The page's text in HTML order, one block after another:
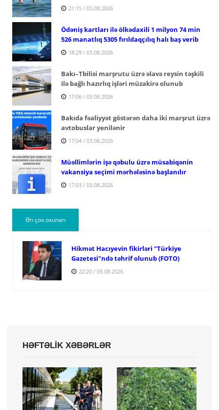
21:15 / 03.08.2026
Ödəniş kartları ilə ölkədaxili 1 milyon 74 min
526 manatlıq 5305 fırıldaqçılıq halı baş verib
18:29 / 03.08.2026
Bakı–Tbilisi marşrutu üzrə əlavə reysin təşkili
ilə bağlı hazırlıq işləri müzakirə olunub
17:06 / 03.08.2026
Bakıda fəaliyyət göstərən daha iki marşrut üzrə
avtobuslar yenilənir
17:04 / 03.08.2026
Müəllimlərin işə qəbulu üzrə müsabiqənin
vakansiya seçimi mərhələsinə başlanılır
17:03 / 03.08.2026
Ən çox oxunan
Hikmət Hacıyevin fikirləri "Türkiye
Gazetesi"ndə təhrif olunub (FOTO)
22:20 / 05.08.2026
HƏFTƏLİK XƏBƏRLƏR